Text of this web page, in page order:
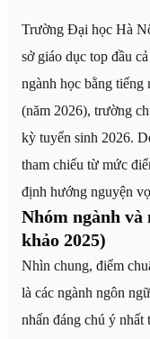
Trường Đại học Hà
sở giáo dục top đầu
ngành học bằng
(năm 2026), trường
kỳ tuyển sinh 2026.
tham chiếu từ mức
định hướng nguyện
Nhóm ngành và
khảo 2025)
Nhìn chung, điểm
là các ngành ngôn
nhấn đáng chú ý nhất